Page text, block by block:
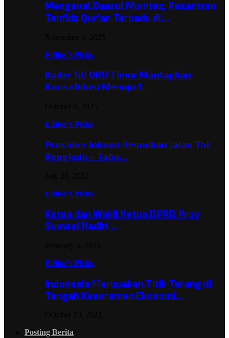
Mengenal Daarul Mumtaz, Pesantren
Tahfidz Qur’an Terpadu di…
Editor's Picks
Kader NU OKU Timur Mantapkan
Konsolidasi Menuju 1…
Editor's Picks
Presiden Jokowi Resmikan Jalan Tol
Bengkulu – Taba…
Editor's Picks
Ketua dan Wakil Ketua DPRD Prov
Sumsel Hadiri…
Editor's Picks
Indonesia Merupakan Titik Terang di
Tengah Kesuraman Ekonomi…
Posting Berita